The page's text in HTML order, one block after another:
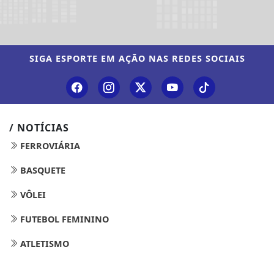
SIGA ESPORTE EM AÇÃO NAS REDES SOCIAIS
/ NOTÍCIAS
FERROVIÁRIA
BASQUETE
VÔLEI
FUTEBOL FEMININO
ATLETISMO